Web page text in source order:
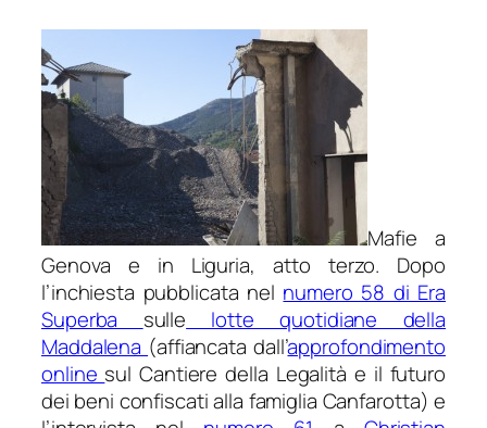
Mafie a
Genova e in Liguria, atto terzo. Dopo
l’inchiesta pubblicata nel numero 58 di Era
Superba sulle lotte quotidiane della
Maddalena (affiancata dall’approfondimento
online sul Cantiere della Legalità e il futuro
dei beni confiscati alla famiglia Canfarotta) e